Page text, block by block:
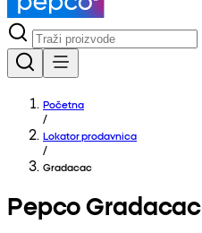
Početna
/
Lokator prodavnica
/
Gradacac
Pepco Gradacac